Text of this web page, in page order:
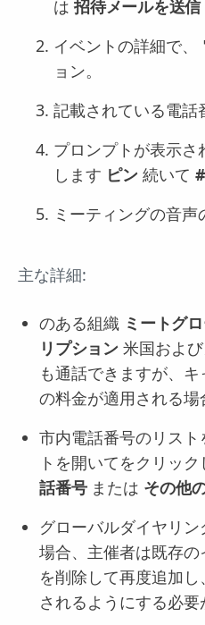
は 招待メールを送信
イベントの詳細で、
ョン。
記載されている電話
プロンプトが表示さ
します ピン続いて
ミーティングの音声
主な詳細:
のある組織 ミートグ
リプション米国および
も通話できますが、
の料金が適用される場
市内電話番号のリス
トを開いてをクリッ
話番号または その他
グローバルダイヤリ
場合、主催者は既存
を削除して再度追加
されるようにする必要